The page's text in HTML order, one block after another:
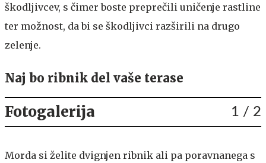
škodljivcev, s čimer boste preprečili uničenje rastline
ter možnost, da bi se škodljivci razširili na drugo
zelenje.
Naj bo ribnik del vaše terase
Fotogalerija 1 / 2
Morda si želite dvignjen ribnik ali pa poravnanega s